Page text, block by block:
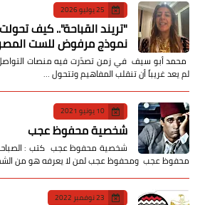
25 يوليو 2026
​"تريند القباحة".. كيف
نموذج مرفوض للست
محمد أبو سيف ​في زمن تصدّرت فيه منصات التواصل
لم يعد غريباً أن تنقلب المفاهيم وتتحول …
10 يونيو 2021
شخصية محفوظ عجب
شخصية محفوظ عجب كتب :
محفوظ عجب ومحفوظ عجب لمن لا يعرفه هو من
23 نوفمبر 2022